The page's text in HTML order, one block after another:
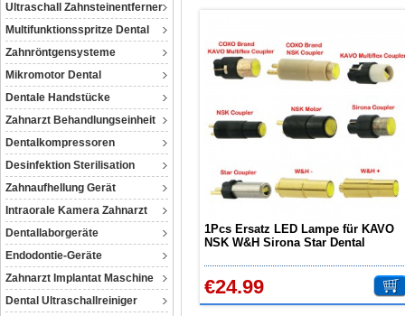
Ultraschall Zahnsteinentferner
Multifunktionsspritze Dental
Zahnröntgensysteme
Mikromotor Dental
Dentale Handstücke
Zahnarzt Behandlungseinheit
Dentalkompressoren‎
Desinfektion Sterilisation
Zahnaufhellung Gerät
Intraorale Kamera Zahnarzt
Dentallaborgeräte
Endodontie-Geräte
Zahnarzt Implantat Maschine
Dental Ultraschallreiniger
1Pcs Ersatz LED Lampe für KAVO
NSK W&H Sirona Star Dental
€24.99